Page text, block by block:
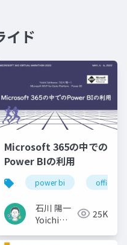
イド
365 office 365
Microsoft 365の中での
Power BIの利用
power bi office
石川 陽一
Yoichi
25K